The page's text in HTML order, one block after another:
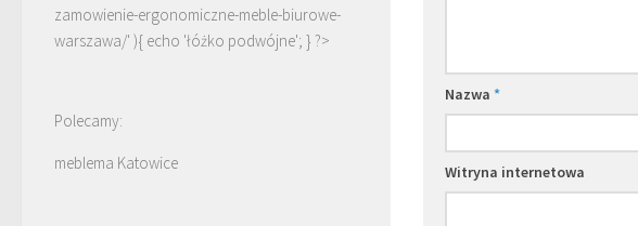
Nazwa *
Witryna internetowa
zamowienie-ergonomiczne-meble-biurowe-
warszawa/' ){ echo 'łóżko podwójne'; } ?>
Polecamy:
meblema Katowice